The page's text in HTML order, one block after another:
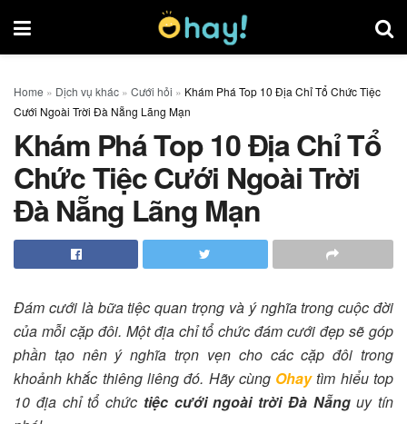
Home » Dịch vụ khác » Cưới hỏi » Khám Phá Top 10 Địa Chỉ Tổ Chức Tiệc
Cưới Ngoài Trời Đà Nẵng Lãng Mạn
Khám Phá Top 10 Địa Chỉ Tổ
Chức Tiệc Cưới Ngoài Trời
Đà Nẵng Lãng Mạn
Đám cưới là bữa tiệc quan trọng và ý nghĩa trong cuộc đời
của mỗi cặp đôi. Một địa chỉ tổ chức đám cưới đẹp sẽ góp
phần tạo nên ý nghĩa trọn vẹn cho các cặp đôi trong
khoảnh khắc thiêng liêng đó. Hãy cùng Ohaytìm hiểu top
10 địa chỉ tổ chức tiệc cưới ngoài trời Đà Nẵnguy tín